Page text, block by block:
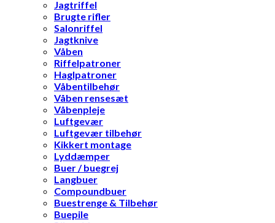
Jagtriffel
Brugte rifler
Salonriffel
Jagtknive
Våben
Riffelpatroner
Haglpatroner
Våbentilbehør
Våben rensesæt
Våbenpleje
Luftgevær
Luftgevær tilbehør
Kikkert montage
Lyddæmper
Buer / buegrej
Langbuer
Compoundbuer
Buestrenge & Tilbehør
Buepile